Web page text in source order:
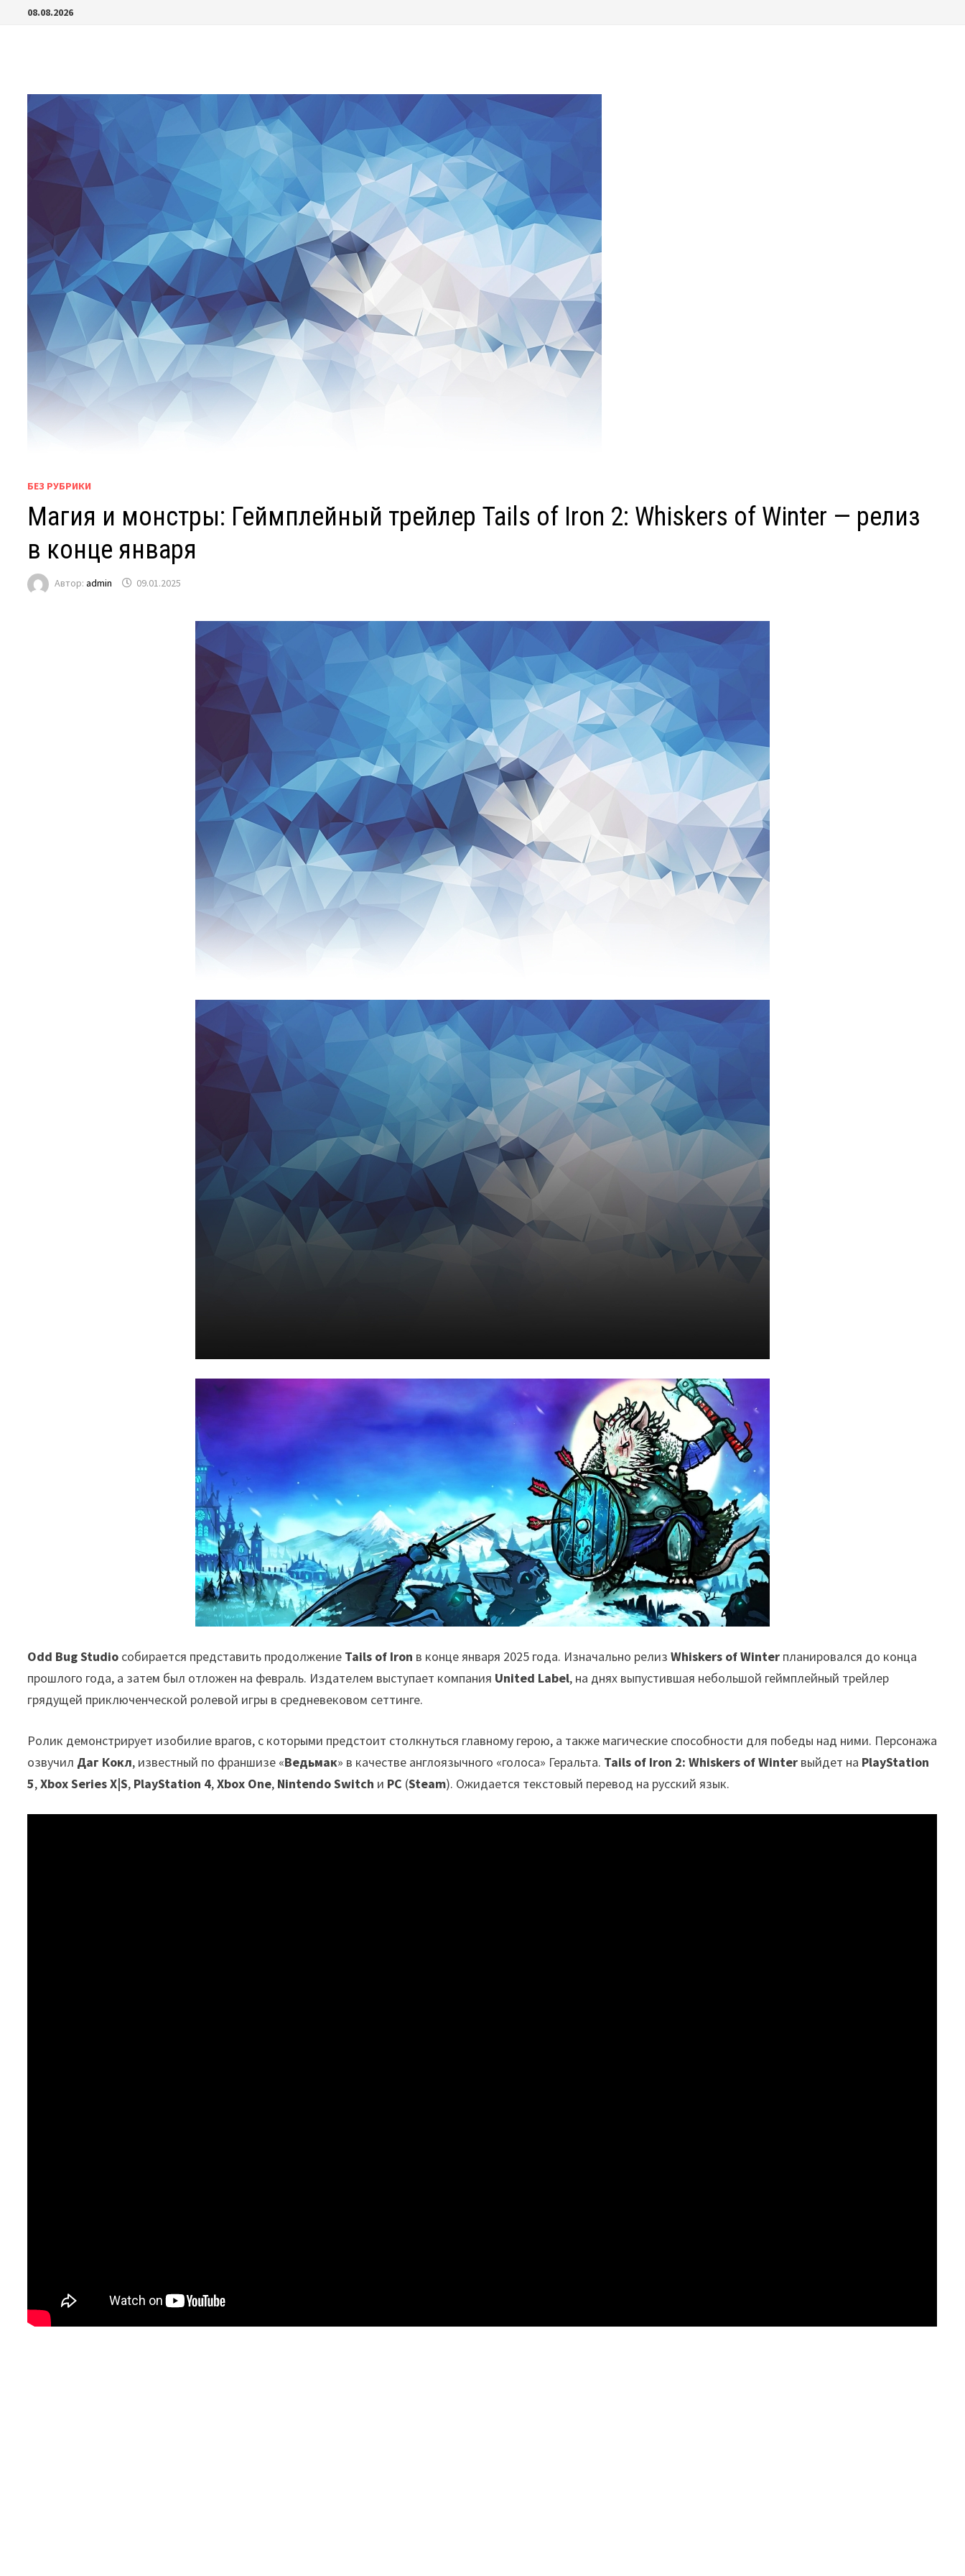
Перейти08.08.2026
БЕЗ РУБРИКИ
Магия и монстры: Геймплейный трейлер Tails of Iron 2: Whiskers of Winter — релиз
в конце января
Автор:admin 09.01.2025
Odd Bug Studio собирается представить продолжение Tails of Iron в конце января 2025 года. Изначально релизWhiskers of Winter планировался до конца
прошлого года, а затем был отложен на февраль. Издателем выступает компания United Label, на днях выпустившая небольшой геймплейный трейлер
грядущей приключенческой ролевой игры в средневековом сеттинге.
Ролик демонстрирует изобилие врагов, с которыми предстоит столкнуться главному герою, а также магические способности для победы над ними. Персонажа
озвучил Даг Кокл, известный по франшизе «Ведьмак» в качестве англоязычного «голоса» Геральта. Tails of Iron 2: Whiskers of Winter выйдет на PlayStation
5,Xbox Series X|S, PlayStation 4,Xbox One, Nintendo Switch и PC (Steam). Ожидается текстовый перевод на русский язык.